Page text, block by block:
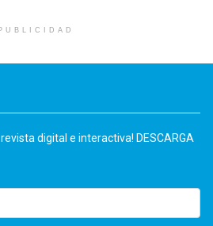
digital e interactiva! DESCARGA